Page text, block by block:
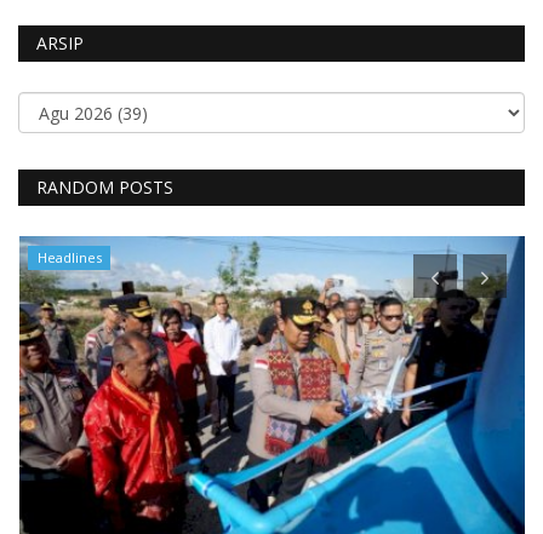
ARSIP
RANDOM POSTS
Headlines